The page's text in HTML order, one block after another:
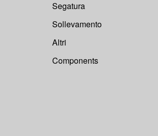
Segatura
Sollevamento
Altri
Components